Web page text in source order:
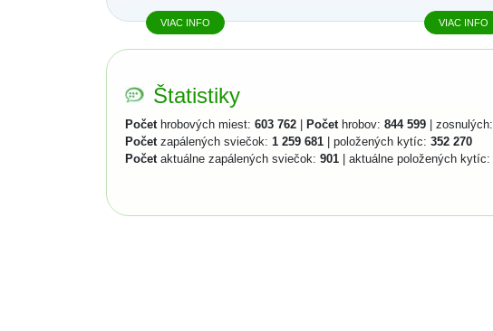
VIAC INFO VIAC INFO
Štatistiky
Počethrobových miest: 603 762 Počethrobov: 844 599 | zosnulých:
Početzapálených sviečok: 1 259 681 | položených kytíc: 352 270
Početaktuálne zapálených sviečok: 901 | aktuálne položených kytíc: